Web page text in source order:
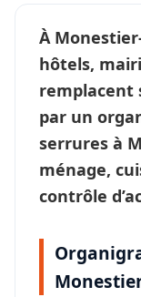
À
hôtels,
remplacent
par un
serrures à
ménage,
contrôle